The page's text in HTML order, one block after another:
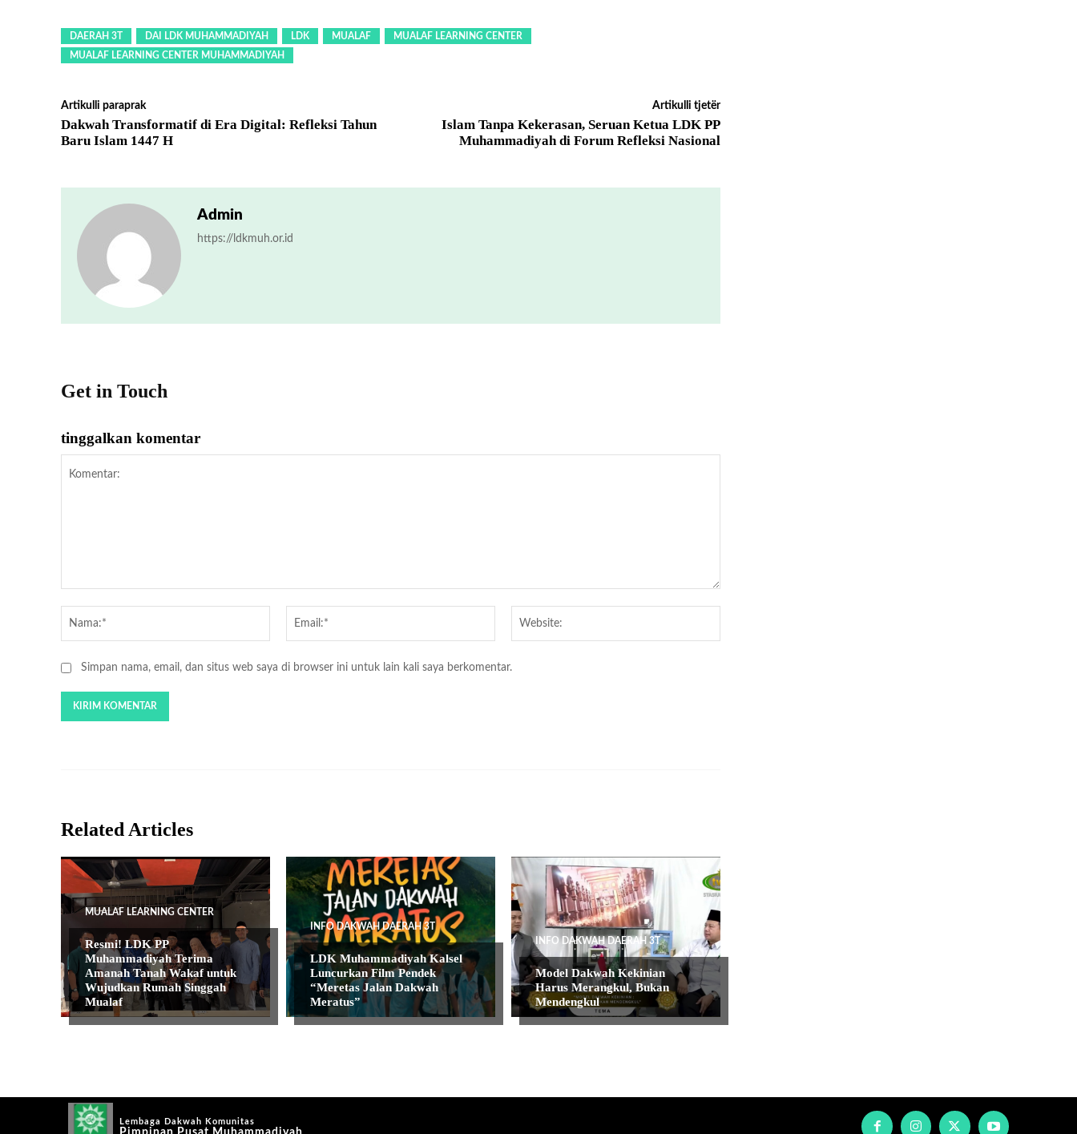
DAERAH 3T DAI LDK MUHAMMADIYAH LDK MUALAF
MUALAF LEARNING CENTER
MUALAF LEARNING CENTER MUHAMMADIYAH
Artikulli paraprak
Dakwah Transformatif di Era Digital: Refleksi Tahun
Baru Islam 1447 H
Artikulli tjetër
Islam Tanpa Kekerasan, Seruan Ketua LDK PP
Muhammadiyah di Forum Refleksi Nasional
Admin
https://ldkmuh.or.id
Get in Touch
tinggalkan komentar
Simpan nama, email, dan situs web saya di browser ini untuk lain kali saya berkomentar.
Related Articles
MUALAF LEARNING CENTER
Resmi! LDK PP
Muhammadiyah Terima
Amanah Tanah Wakaf untuk
Wujudkan Rumah Singgah
Mualaf
INFO DAKWAH DAERAH 3T
LDK Muhammadiyah Kalsel
Luncurkan Film Pendek
“Meretas Jalan Dakwah
Meratus”
INFO DAKWAH DAERAH 3T
Model Dakwah Kekinian
Harus Merangkul, Bukan
Mendengkul
Lembaga Dakwah Komunitas